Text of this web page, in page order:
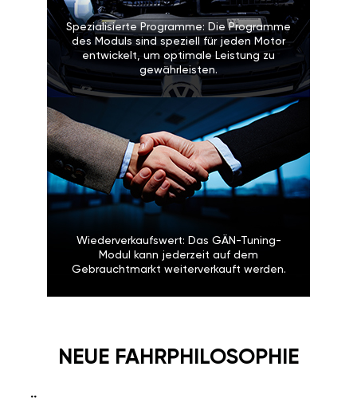
Spezialisierte Programme: Die Programme
des Moduls sind speziell für jeden Motor
entwickelt, um optimale Leistung zu
gewährleisten.
Wiederverkaufswert: Das GÄN-Tuning-
Modul kann jederzeit auf dem
Gebrauchtmarkt weiterverkauft werden.
NEUE FAHRPHILOSOPHIE